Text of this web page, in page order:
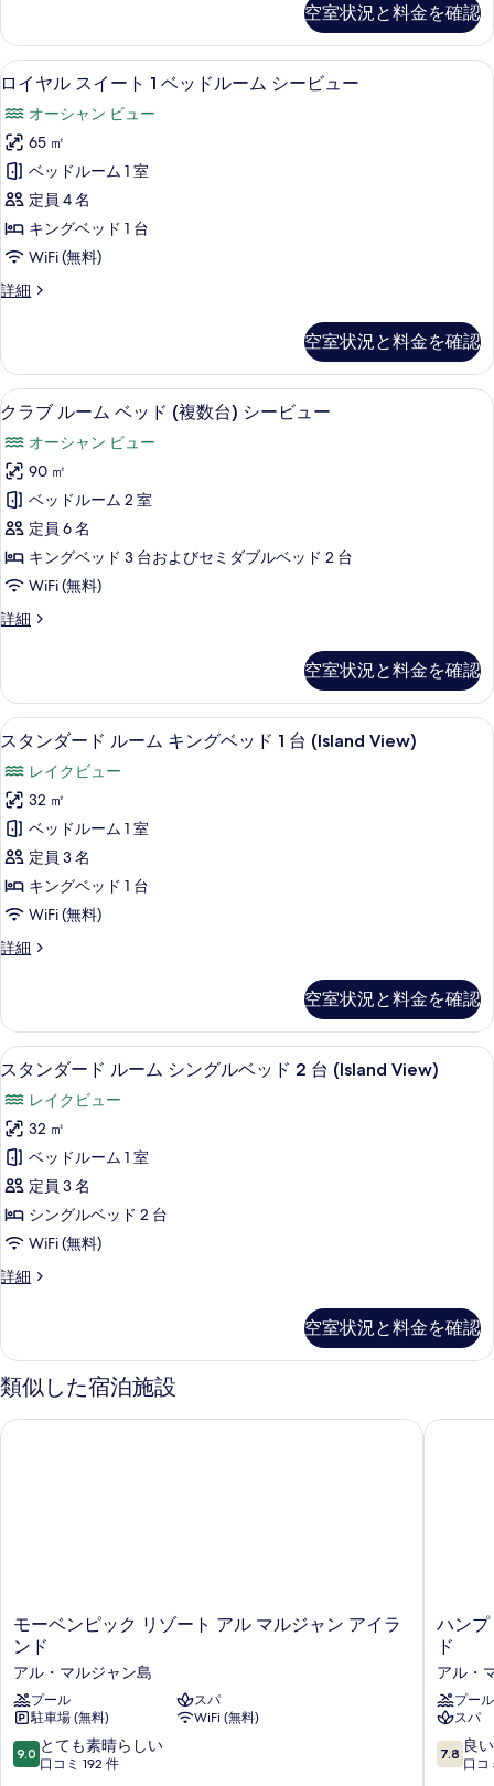
ュ
ー
の
す
べ
て
の
写
真
を
示
す
る
ン
ビ
ュ
ー
の
細
ッ
ド
ル
ー
ム
の
す
べ
て
の
を
表
示
す
る
ー
ヴ
ィ
3
ベ
ッ
ド
ル
ー
ム
の
細
空室状況と料金を確認
ロ
ヤ
ル
ス
イ
ー
ト
1
ッ
ド
ル
ー
ム
シ
ー
ビ
ュ
ー
べ
て
の
写
真
を
表
示
す
る
ロイヤル スイート 1 ベッドルーム
8
ロイヤル スイート 1 ベッドルーム シービュー
オーシャン ビュー
65 ㎡
ベッドルーム 1 室
定員 4 名
キングベッド 1 台
WiFi (無料)
詳細
ロ
ス
イ
ー
ベ
ッ
ド
ル
ー
ム
シ
ビ
の
詳
細
空室状況と料金を確認
ク
ラ
ブ
ル
ー
ム
ベ
ッ
ド
数
台)
シ
ー
ビ
ュ
ー
の
す
べ
写
真
を
表
示
す
る
42 インチの液晶テレビ (デジタル放
6
クラブ ルーム ベッド (複数台) シービュー
オーシャン ビュー
90 ㎡
ベッドルーム 2 室
定員 6 名
キングベッド 3 台およびセミダブルベッド 2 台
WiFi (無料)
詳細
ク
ー
ム
ベ
ド
(複
数
台)
シ
ー
ビ
ュ
の
空室状況と料金を確認
ス
ン
ダ
ー
ド
ル
ー
ム
ン
グ
ベ
ッ
ド
台
(Island
View)
の
す
て
の
真
低刺激性寝具、ミニバー、セーフテ
6
スタンダード ルーム キングベッド 1 台 (Island View)
レイクビュー
32 ㎡
ベッドルーム 1 室
定員 3 名
キングベッド 1 台
WiFi (無料)
詳細
ス
ー
ド
ル
ム
キ
ン
グ
ベ
ッ
ド
(Island
詳
細
空室状況と料金を確認
ス
ン
ダ
ー
ド
ル
ー
ム
ン
グ
ル
ベ
の
す
べ
て
の
写
低刺激性寝具、ミニバー、セーフテ
5
スタンダード ルーム シングルベッド 2 台 (Island View)
レイクビュー
32 ㎡
ベッドルーム 1 室
定員 3 名
シングルベッド 2 台
WiFi (無料)
詳細
ス
ー
ド
ル
ム
(Island
View)
細
空室状況と料金を確認
類似した宿泊施設
モ
ー
ン
ピ
ッ
ク
リ
モーベンピック リゾート アル マルジャン アイラ
ンド
アル・マルジャン島
プール
スパ
駐車場 (無料)
WiFi (無料)
10
段
9.0 とても素晴らしい
口コミ 192 件
モーベンピック リゾート アル マルジャン アイランド
ハ
ン
プ
ト
ン
バ
イ
ヒ
ハンプ
ド
アル・
プール
スパ
10
段
7.8 良い
口コ
ハンプ